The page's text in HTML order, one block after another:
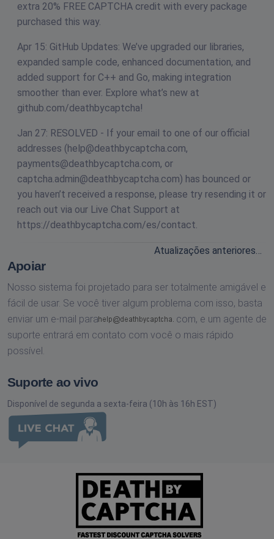
extra 20% FREE CAPTCHA credit with every package
purchased this way.
Apr 15: GitHub Updates: We’ve upgraded our libraries,
expanded sample code, enhanced documentation, and
added support for C++ and Go, making integration
smoother than ever. Explore what’s new at
github.com/deathbycaptcha!
Jan 27: RESOLVED - If your email to one of our official
addresses (help@deathbycaptcha.com,
payments@deathbycaptcha.com, or
captcha.admin@deathbycaptcha.com) has bounced or
you haven’t received a response, please try resending it or
reach out via our Live Chat Support at
https://deathbycaptcha.com/es/contact.
Atualizações anteriores…
Apoiar
Nosso sistema foi projetado para ser totalmente amigável e
fácil de usar. Se você tiver algum problema com isso, basta
enviar um e-mail para
com, e um agente de
suporte entrará em contato com você o mais rápido
possível.
Suporte ao vivo
Disponível de segunda a sexta-feira (10h às 16h EST)